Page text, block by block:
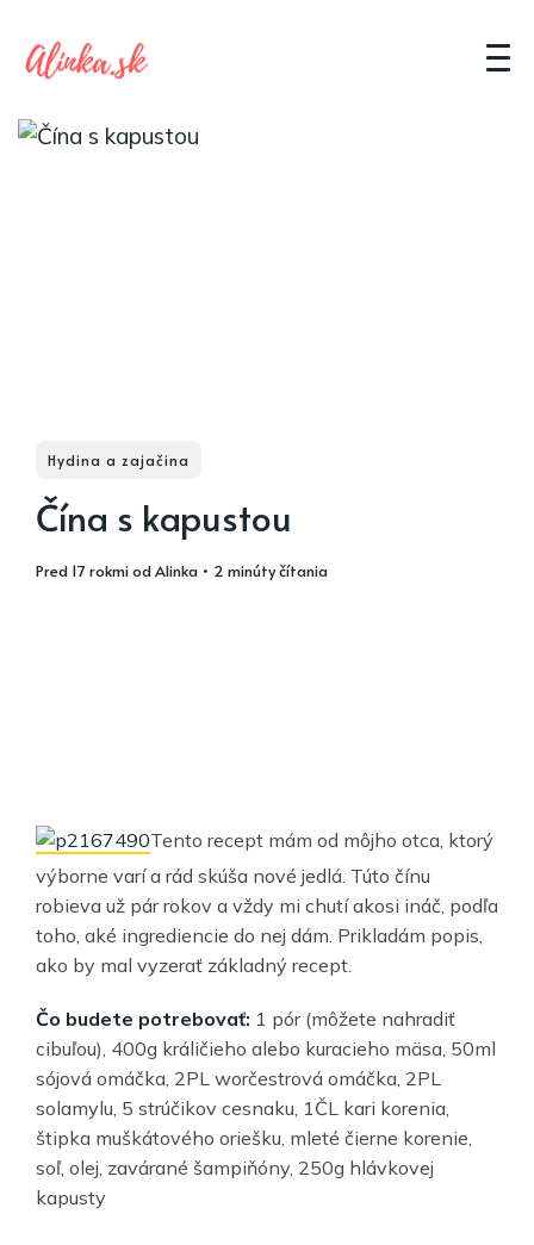
Hydina a zajačina
Čína s kapustou
pred 17 rokmiodAlinka • 2 minúty čítania
Tento recept mám od môjho otca, ktorý
výborne varí a rád skúša nové jedlá. Túto čínu
robieva už pár rokov a vždy mi chutí akosi ináč, podľa
toho, aké ingrediencie do nej dám. Prikladám popis,
ako by mal vyzerať základný recept.
Čo budete potrebovať: 1 pór (môžete nahradiť
cibuľou), 400g králičieho alebo kuracieho mäsa, 50ml
sójová omáčka, 2PL worčestrová omáčka, 2PL
solamylu, 5 strúčikov cesnaku, 1ČL kari korenia,
štipka muškátového oriešku, mleté čierne korenie,
soľ, olej, zavárané šampiňóny, 250g hlávkovej
kapusty